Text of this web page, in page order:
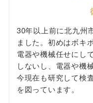
30年以上前に北九州
ました。初めはボキ
電器や機械任せにし
しないし、電器や機
今現在も研究して検
を図っています。